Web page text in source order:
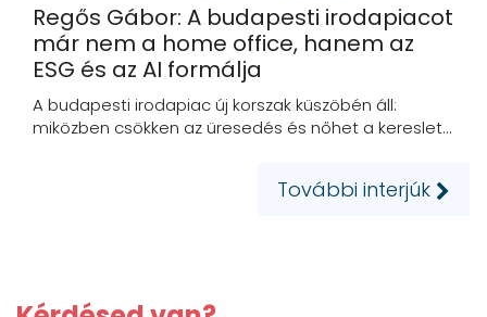
Regős Gábor: A budapesti irodapiacot
már nem a home office, hanem az
ESG és az AI formálja
A budapesti irodapiac új korszak küszöbén áll:
miközben csökken az üresedés és nőhet a kereslet...
További interjúk